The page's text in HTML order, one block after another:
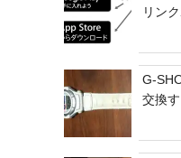
リン
G-
交換